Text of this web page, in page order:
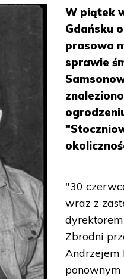
W piątek
Gdańsku
prasowa
sprawie
"30
wraz z
Zbrodni
Andrzejem